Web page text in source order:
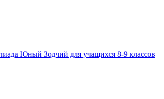
Юный Зодчий для учащихся 8-9 классов